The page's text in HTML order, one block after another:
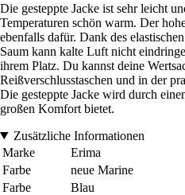
Die gesteppte Jacke ist sehr leicht
Temperaturen schön warm. Der
ebenfalls dafür. Dank des
Saum kann kalte Luft nicht
ihrem Platz. Du kannst deine
Reißverschlusstaschen und in der
Die gesteppte Jacke wird durch
großen Komfort bietet.
Zusätzliche Informationen
Marke
Erima
Farbe
neue Marine
Farbe
Blau